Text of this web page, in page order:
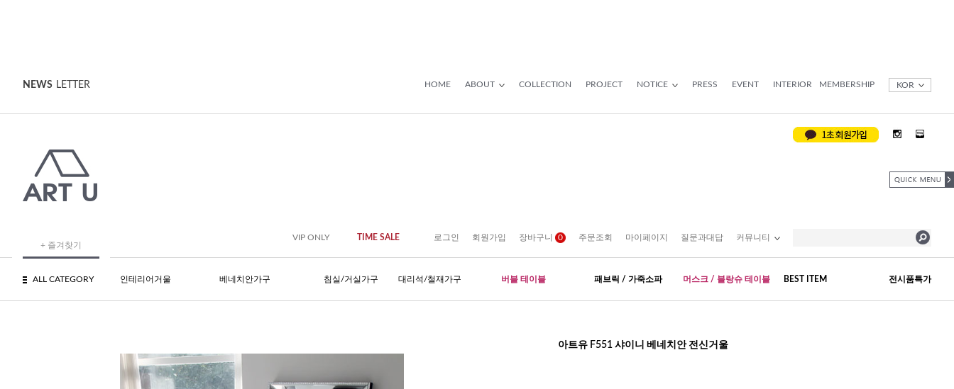
NEWS LETTER HOME ABOUT COLLECTION PROJECT NOTICE PRESS EVENT INTERIOR MEMBERSHIP KOR
+ 즐겨찾기
VIP ONLY TIME SALE 로그인 회원가입 장바구니 0 주문조회 마이페이지 질문과대답 커뮤니티
ALL CATEGORY 인테리어거울 베네치안가구 침실/거실가구 대리석/철재가구 버블 테이블 패브릭 / 가죽소파 머스크 / 블랑슈 테이블 BEST ITEM 전시품특가
아트유 F551 샤이니 베네치안 전신거울